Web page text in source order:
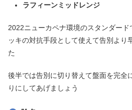
ラフィーンミッドレンジ
2022ニューカペナ環境のスタンダー
ッキの対抗手段として使えて告別より
た
後半では告別に切り替えて盤面を完全
りにしてあげましょう